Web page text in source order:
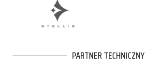
PARTNER TECHNICZNY